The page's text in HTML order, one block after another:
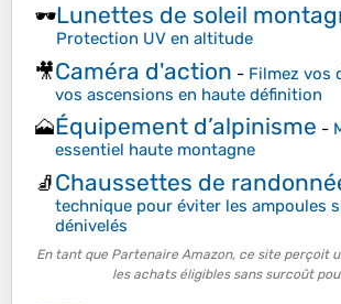
🕶️Lunettes de soleil
Protection UV en altitude
🎥Caméra d'action - Filmez vos
vos ascensions en haute définition
🗻Équipement d’alpinisme -
essentiel haute montagne
🧦Chaussettes de
technique pour éviter les ampoules
dénivelés
En tant que Partenaire Amazon, ce site perçoit
les achats éligibles sans surcoût